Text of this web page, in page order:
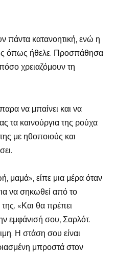
πάντα κατανοητική, ενώ η
όπως ήθελε. Προσπάθησα
χρειαζόμουν τη
να μπαίνει και να
τα καινούργια της ρούχα
με ηθοποιούς και
μαμά», είπε μια μέρα όταν
να σηκωθεί από το
«Και θα πρέπει
εμφάνισή σου, Σαρλότ.
Η στάση σου είναι
μπροστά στον